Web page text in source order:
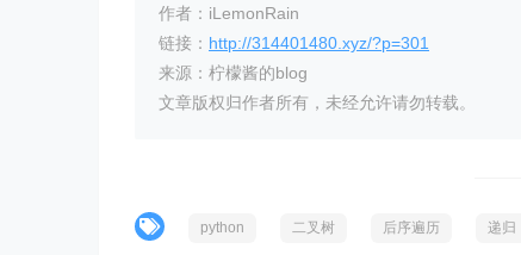
作者：iLemonRain
链接： http://314401480.xyz/?p=301
来源：柠檬酱的blog
文章版权归作者所有，未经允许请勿转载。
python 二叉树 后序遍历 递归